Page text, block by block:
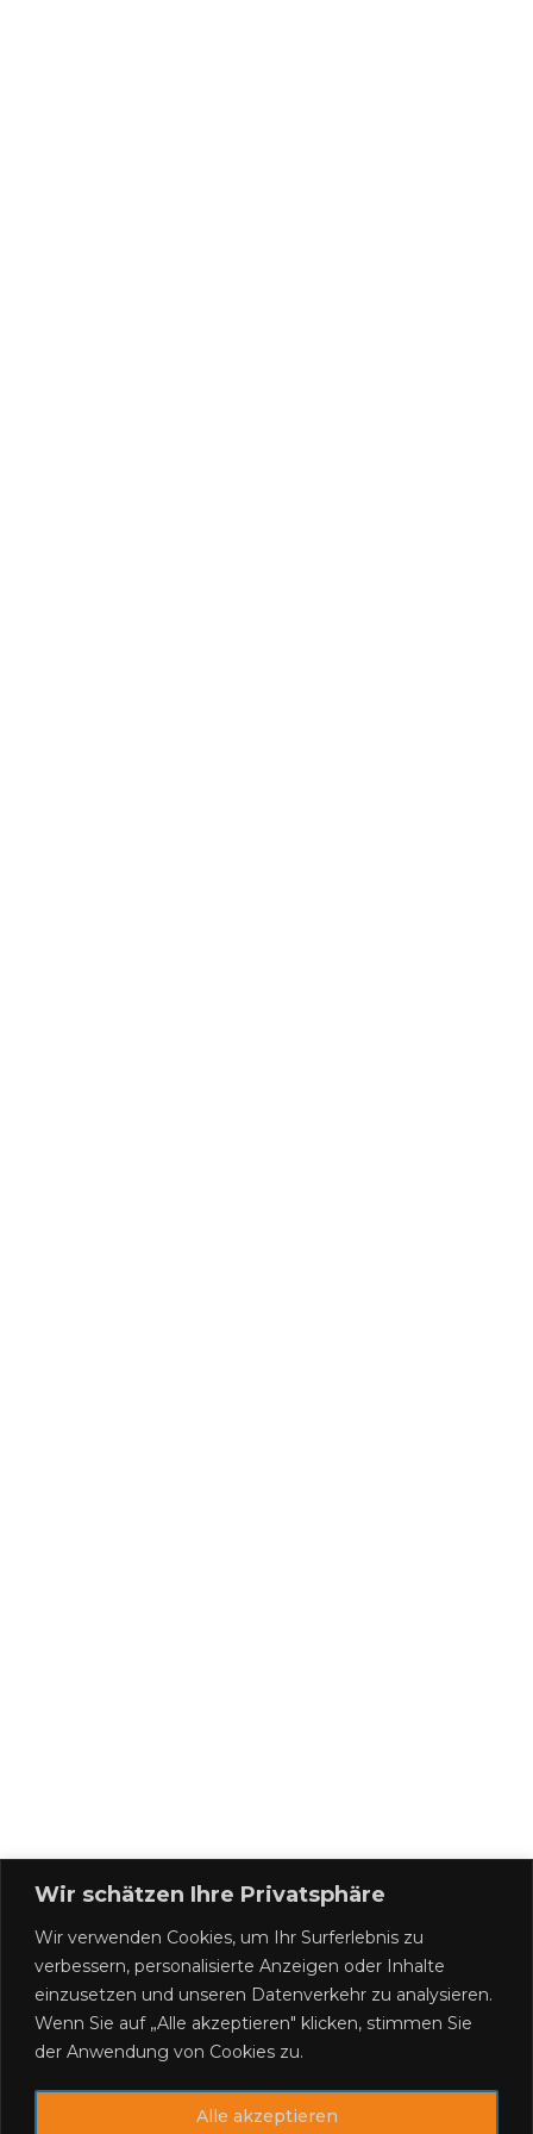
Wir schätzen Ihre Privatsphäre
Wir verwenden Cookies, um Ihr Surferlebnis zu
verbessern, personalisierte Anzeigen oder Inhalte
einzusetzen und unseren Datenverkehr zu analysieren.
Wenn Sie auf „Alle akzeptieren" klicken, stimmen Sie
der Anwendung von Cookies zu.
Alle akzeptieren